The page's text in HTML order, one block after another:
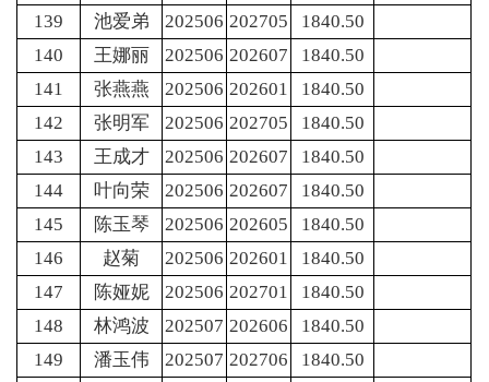
139
池爱弟 202506 202705
1840.50
140
王娜丽 202506 202607
1840.50
141
张燕燕 202506 202601
1840.50
142
张明军 202506 202705
1840.50
143
王成才 202506 202607
1840.50
144
叶向荣 202506 202607
1840.50
145
陈玉琴 202506 202605
1840.50
146
赵菊 202506 202601
1840.50
147
陈娅妮 202506 202701
1840.50
148
林鸿波 202507 202606
1840.50
149
潘玉伟 202507 202706
1840.50